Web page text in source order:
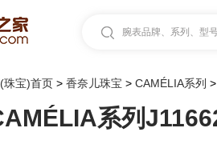
腕表品牌、系列、型
珠宝)首页 > 香奈儿珠宝 > CAMÉLIA系列
系列